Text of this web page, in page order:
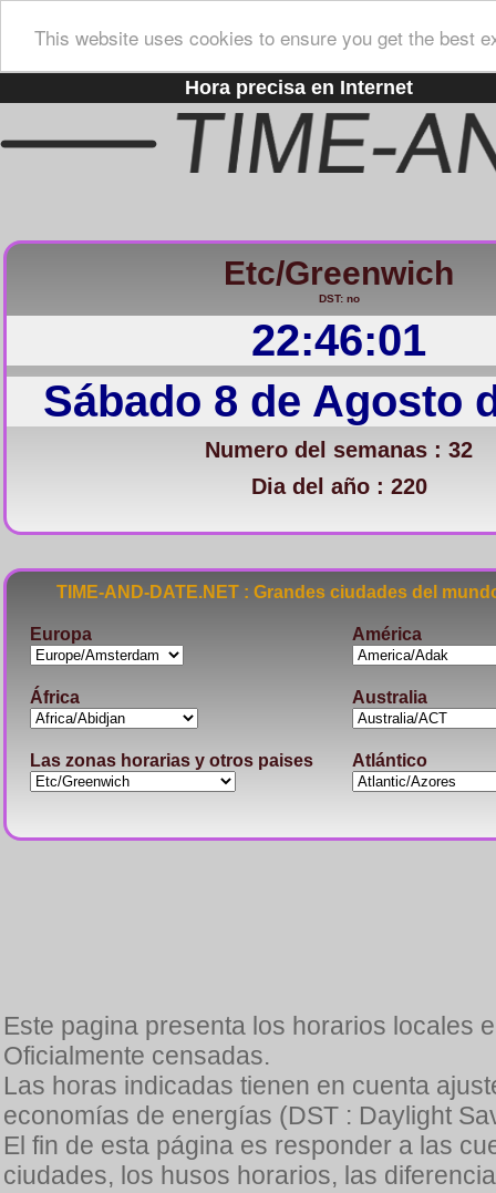
This website uses cookies to ensure you get the best
Hora precisa en Internet
Etc/Greenwich
DST: no
22:46:01
Sábado 8 de Agosto
Numero del semanas : 32
Dia del año : 220
TIME-AND-DATE.NET : Grandes ciudades del
Europa América
África Australia
Las zonas horarias y otros paises Atlántico
Este pagina presenta los horarios locales
Oficialmente censadas.
Las horas indicadas tienen en cuenta
economías de energías (DST : Daylight
El fin de esta página es responder a las
ciudades, los husos horarios, las